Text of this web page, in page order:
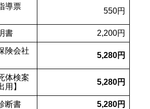
導票
550円
書 2,200円
険会社
5,280円
体検案
用】
5,280円
断書 5,280円